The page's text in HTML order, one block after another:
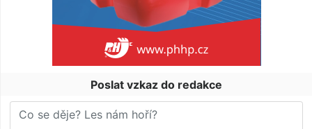
Poslat vzkaz do redakce